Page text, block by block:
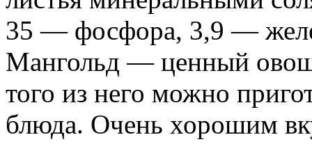
35 — фосфора, 3,9 —
Мангольд — ценный
того из него можно
блюда. Очень хорошим